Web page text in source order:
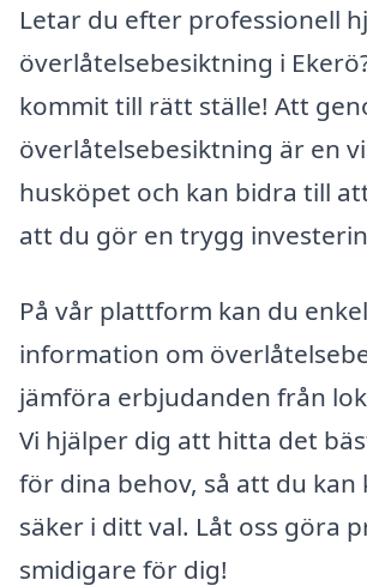
Letar du efter professionell
överlåtelsebesiktning i
kommit till rätt ställe! Att
överlåtelsebesiktning är en
husköpet och kan bidra till
att du gör en trygg
På vår plattform kan du
information om
jämföra erbjudanden från
Vi hjälper dig att hitta det
för dina behov, så att du kan
säker i ditt val. Låt oss göra
smidigare för dig!